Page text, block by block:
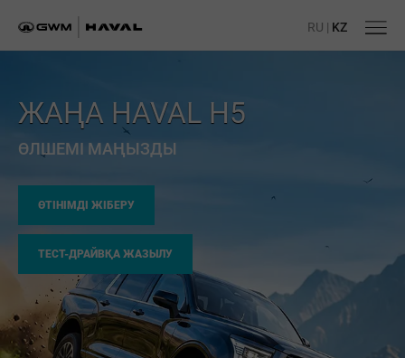
RU | KZ
ЖАҢА HAVAL H5
ӨЛШЕМІ МАҢЫЗДЫ
ӨТІНІМДІ ЖІБЕРУ
ТЕСТ-ДРАЙВҚА ЖАЗЫЛУ